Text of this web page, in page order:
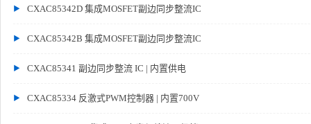
CXAC85342D 集成MOSFET副边同步整流IC
CXAC85342B 集成MOSFET副边同步整流IC
CXAC85341 副边同步整流 IC | 内置供电
CXAC85334 反激式PWM控制器 | 内置700V